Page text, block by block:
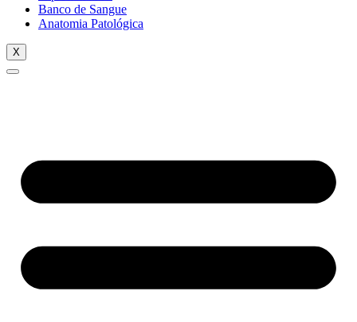
Banco de Sangue
Anatomia Patológica
X